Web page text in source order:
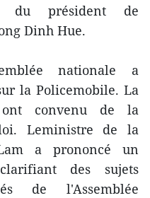
du président de
Dinh Hue.
nationale a
la Policemobile. La
convenu de la
Leministre de la
a prononcé un
des sujets
de l'Assemblée